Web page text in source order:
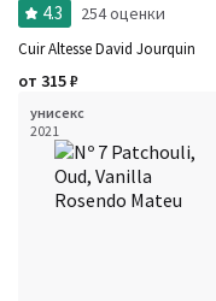
4.3 254 оценки
Cuir Altesse David Jourquin
от 315₽
унисекс
2021